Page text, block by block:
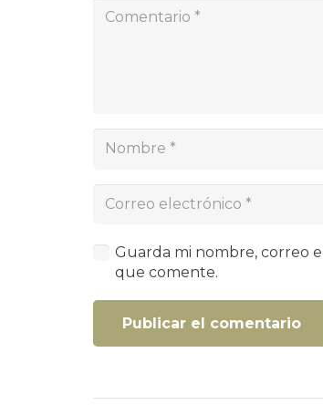
Guarda mi nombre, correo
que comente.
Publicar el comentario